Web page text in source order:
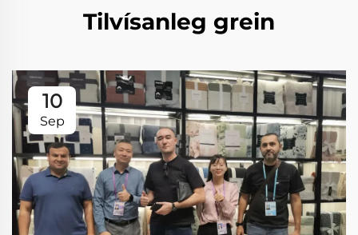
Tilvísanleg grein
10
Sep